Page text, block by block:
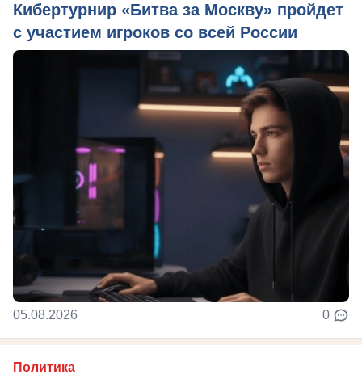
Кибертурнир «Битва за Москву» пройдет
с участием игроков со всей России
05.08.2026 0
Политика